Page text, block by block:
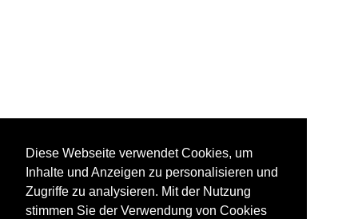
Diese Webseite verwendet Cookies, um
Inhalte und Anzeigen zu personalisieren und
Zugriffe zu analysieren. Mit der Nutzung
stimmen Sie der Verwendung von Cookies